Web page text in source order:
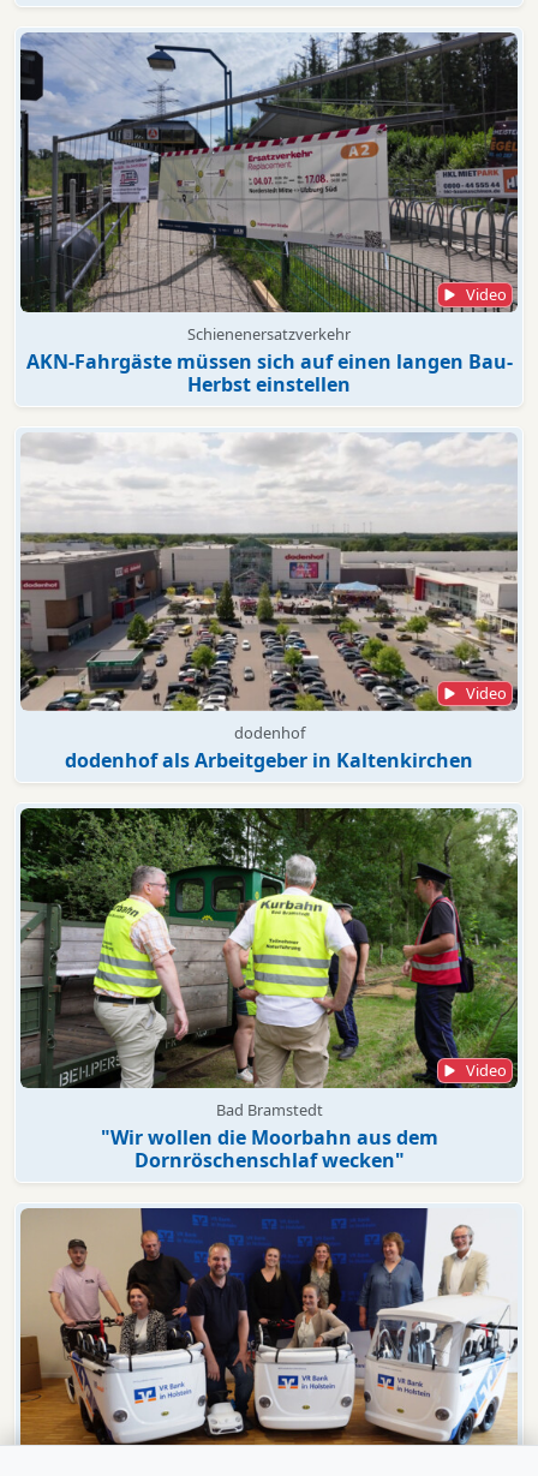
Video
Schienenersatzverkehr
AKN-Fahrgäste müssen sich auf einen langen Bau-
Herbst einstellen
Video
dodenhof
dodenhof als Arbeitgeber in Kaltenkirchen
Video
Bad Bramstedt
"Wir wollen die Moorbahn aus dem
Dornröschenschlaf wecken"